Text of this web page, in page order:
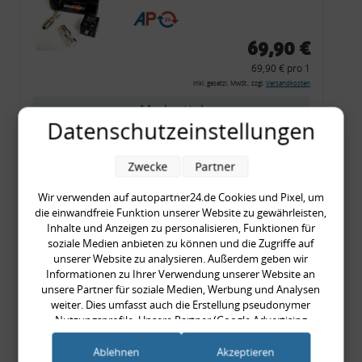
CF 14
69,90 €
69,90 € pro 1
inkl. gesetzl. MwSt., zzgl. Versandkosten
Merkzettel
Zum Artikel
Rückleuchtenband mit
Blinker, rot, US-Ecken,
Audi 80 Cabrio, Typ 89,
OE-Nr.: 8G0945225 +
8G0945225C
999,99 €
999,99 € pro 1
Datenschutzeinstellungen
Wir verwenden auf autopartner24.de Cookies und Pixel, um
die einwandfreie Funktion unserer Website zu gewährleisten,
Inhalte und Anzeigen zu personalisieren, Funktionen für
soziale Medien anbieten zu können und die Zugriffe auf
unserer Website zu analysieren. Außerdem geben wir
Informationen zu Ihrer Verwendung unserer Website an
unsere Partner für soziale Medien, Werbung und Analysen
weiter. Dies umfasst auch die Erstellung pseudonymer
Nutzungsprofile. Unsere Partner (Google Advertising
Products) führen diese Informationen möglicherweise mit
weiteren Daten zusammen, die Sie ihnen bereitgestellt haben
Zwecke Partner
Ablehnen Akzeptieren